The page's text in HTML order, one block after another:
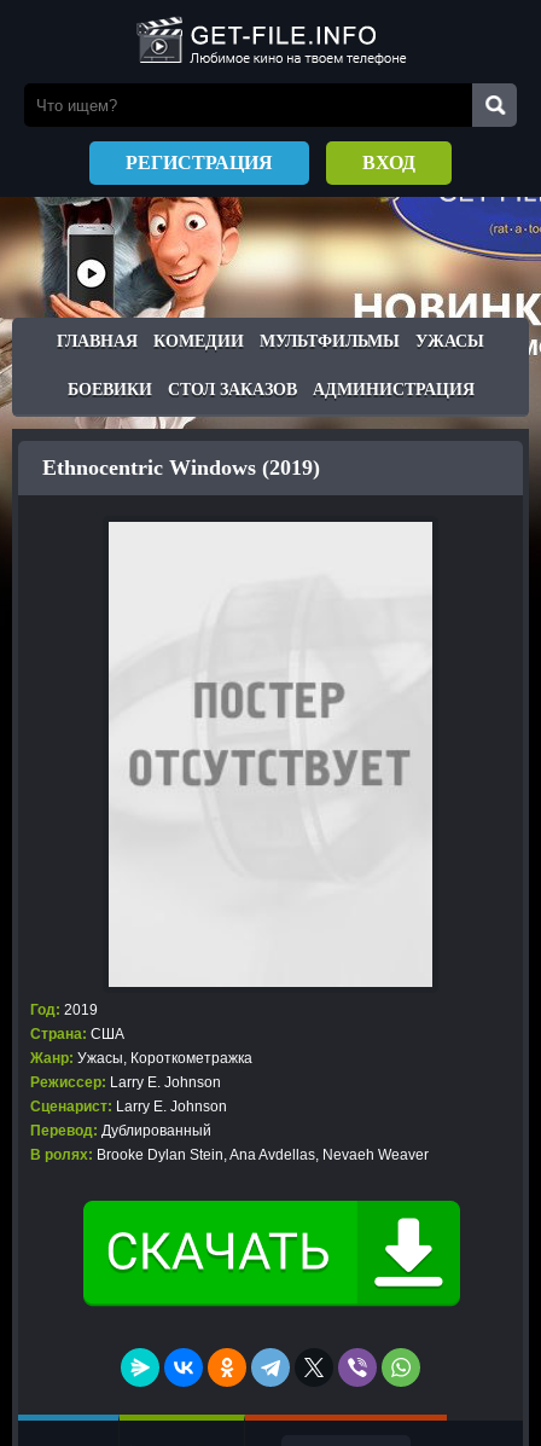
РЕГИСТРАЦИЯ ВХОД
ГЛАВНАЯ КОМЕДИИ МУЛЬТФИЛЬМЫ УЖАСЫ
БОЕВИКИ СТОЛ ЗАКАЗОВ АДМИНИСТРАЦИЯ
Ethnocentric Windows (2019)
Год: 2019
Страна: США
Жанр: Ужасы, Короткометражка
Режиссер: Larry E. Johnson
Сценарист: Larry E. Johnson
Перевод: Дублированный
В ролях: Brooke Dylan Stein, Ana Avdellas, Nevaeh Weaver